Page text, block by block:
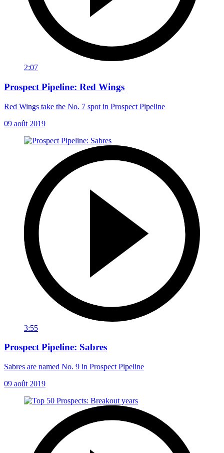
2:07
Prospect Pipeline: Red Wings
Red Wings take the No. 7 spot in Prospect Pipeline
09 août 2019
3:55
Prospect Pipeline: Sabres
Sabres are named No. 9 in Prospect Pipeline
09 août 2019